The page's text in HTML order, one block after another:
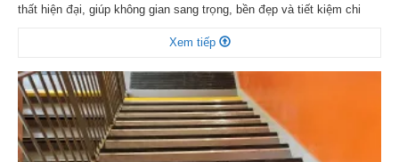
thất hiện đại, giúp không gian sang trọng, bền đẹp và tiết kiệm chi
chống ẩm tốt, sàn gỗ nhân tạo phù hợp cho nhà ở, […]
Xem tiếp